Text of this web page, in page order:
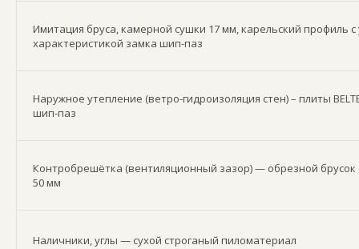
Имитация бруса, камерной сушки 17 мм, карельский профиль
характеристикой замка шип-паз
Наружное утепление (ветро-гидроизоляция стен) – плиты
шип-паз
Контробрешётка (вентиляционный зазор) — обрезной брусок
50 мм
Наличники, углы — сухой строганый пиломатериал